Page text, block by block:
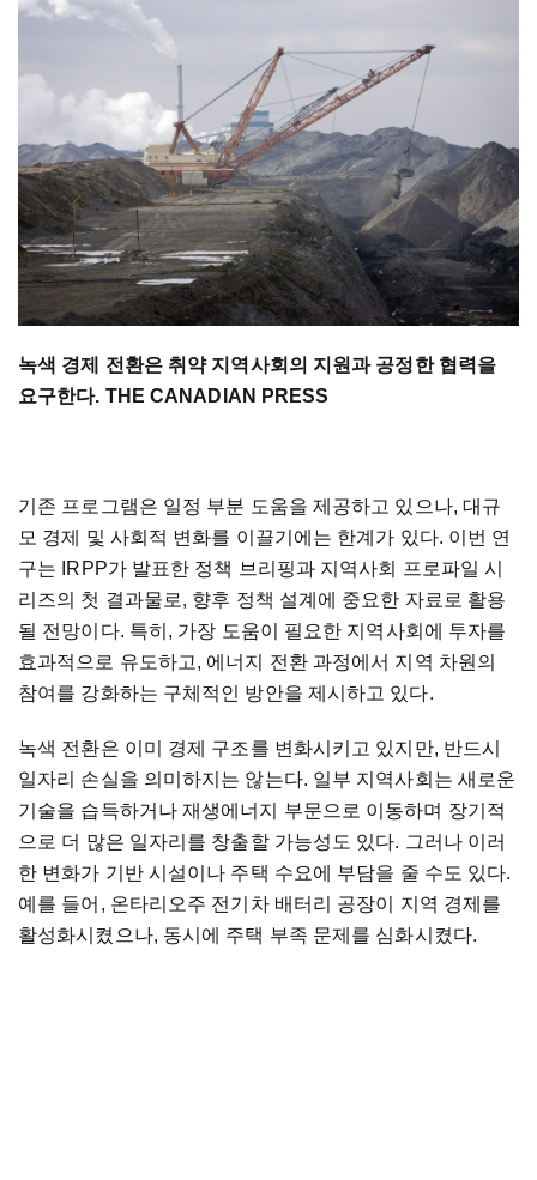
녹색 경제 전환은 취약 지역사회의 지원과 공정한 협력을
요구한다. THE CANADIAN PRESS
기존 프로그램은 일정 부분 도움을 제공하고 있으나, 대규
모 경제 및 사회적 변화를 이끌기에는 한계가 있다. 이번 연
구는 IRPP가 발표한 정책 브리핑과 지역사회 프로파일 시
리즈의 첫 결과물로, 향후 정책 설계에 중요한 자료로 활용
될 전망이다. 특히, 가장 도움이 필요한 지역사회에 투자를
효과적으로 유도하고, 에너지 전환 과정에서 지역 차원의
참여를 강화하는 구체적인 방안을 제시하고 있다.
녹색 전환은 이미 경제 구조를 변화시키고 있지만, 반드시
일자리 손실을 의미하지는 않는다. 일부 지역사회는 새로운
기술을 습득하거나 재생에너지 부문으로 이동하며 장기적
으로 더 많은 일자리를 창출할 가능성도 있다. 그러나 이러
한 변화가 기반 시설이나 주택 수요에 부담을 줄 수도 있다.
예를 들어, 온타리오주 전기차 배터리 공장이 지역 경제를
활성화시켰으나, 동시에 주택 부족 문제를 심화시켰다.